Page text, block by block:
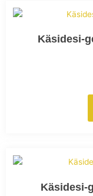
Käsidesi-
Käsidesi-